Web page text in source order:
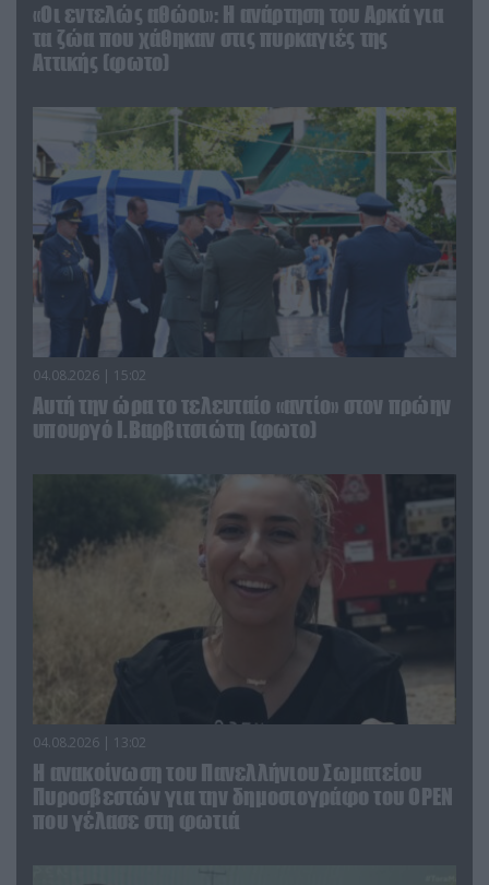
«Οι εντελώς αθώοι»: Η ανάρτηση του Αρκά για
τα ζώα που χάθηκαν στις πυρκαγιές της
Αττικής (φωτο)
04.08.2026 | 15:02
Αυτή την ώρα το τελευταίο «αντίο» στον πρώην
υπουργό Ι.Βαρβιτσιώτη (φωτο)
04.08.2026 | 13:02
Η ανακοίνωση του Πανελλήνιου Σωματείου
Πυροσβεστών για την δημοσιογράφο του OPEN
που γέλασε στη φωτιά